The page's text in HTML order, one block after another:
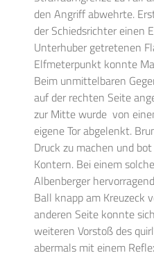
den Angriff abwehrte.
der Schiedsrichter einen
Unterhuber getretenen
Elfmeterpunkt konnte
Beim unmittelbaren
auf der rechten Seite
zur Mitte wurde von
eigene Tor abgelenkt.
Druck zu machen und
Kontern. Bei einem
Albenberger
Ball knapp am Kreuzeck
anderen Seite konnte
weiteren Vorstoß des
abermals mit einem